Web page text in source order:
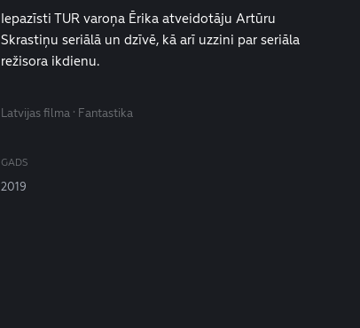
Iepazīsti TUR varoņa Ērika atveidotāju Artūru
Skrastiņu seriālā un dzīvē, kā arī uzzini par seriāla
režisora ikdienu.
Latvijas filma · Fantastika
GADS
2019